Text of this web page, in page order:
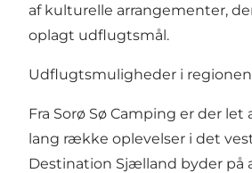
af kulturelle arrangementer,
oplagt udflugtsmål.
Udflugtsmuligheder i regionen
Fra Sorø Sø Camping er der let
lang række oplevelser i det
Destination Sjælland byder på